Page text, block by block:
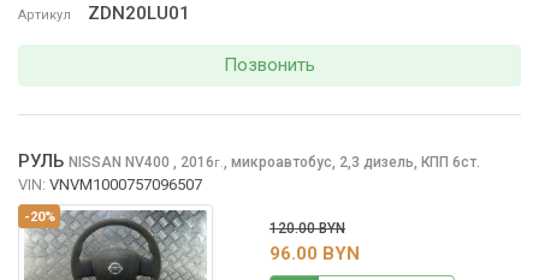
Артикул ZDN20LU01
Позвонить
-20%
РУЛЬ NISSAN NV400 , 2016г. микроавтобус, 2,3 дизель, КПП 6ст.
VIN: VNVM1000757096507
120.00 BYN
96.00 BYN